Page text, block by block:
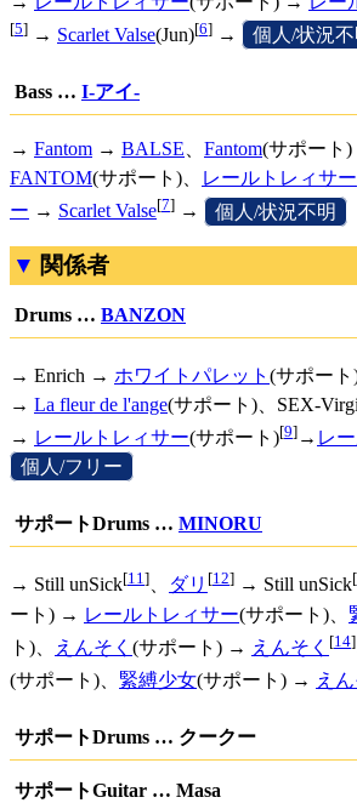
[5] → Scarlet Valse(Jun)[6] → 個人/状況不
Bass … I-アイ-
→ Fantom → BALSE Fantom(サポー
FANTOM(サポート)、 レールトレィサー
ー → Scarlet Valse[7] → 個人/状況不明
関係者
Drums … BANZON
→ Enrich → ホワイトパレット (サポート)
→ La fleur de l'ange(サポート)、SEX-
→ レールトレィサー(サポート)[9] → レ
個人/フリー
サポートDrums … MINORU
→ Still unSick[11]、 ダリ [12] → Still unSick[
ート) → レールトレィサー(サポート)、
ト)、
えんそく (サポート) → えんそく [14]
(サポート)、 緊縛少女(サポート) → えん
サポートDrums … クークー
サポートGuitar … Masa